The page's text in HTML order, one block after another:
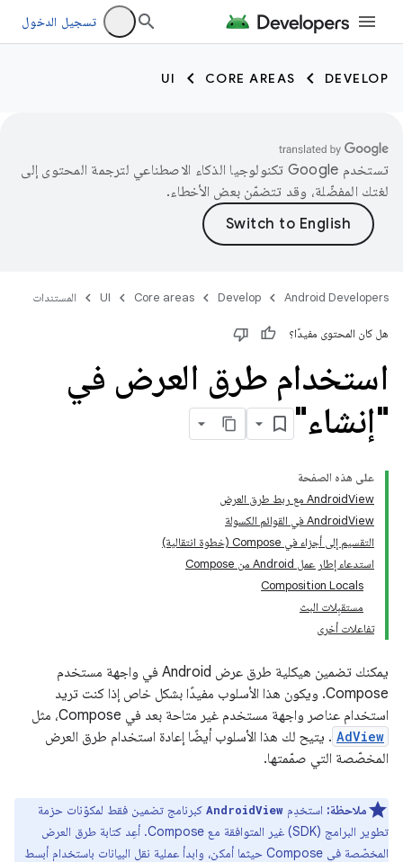
تسجيل الدخول
DEVELOP
CORE AREAS
UI
تستخدم Google تكنولوجيا الذكاء الاصطناعي لترجمة المحتوى إلى
لغتك المفضّلة، وقد تتضمّن بعض الأخطاء.
Android Developers
Develop
Core areas
UI المستندات
هل كان المحتوى مفيدًا؟
استخدام طرق العرض في
"إنشاء"
على هذه الصفحة
‫AndroidView مع ربط طرق العرض
‫AndroidView في القوائم الكسولة
التقسيم إلى أجزاء في Compose (خطوة انتقالية)
استدعاء إطار عمل Android من Compose
Composition Locals
مستقبِلات البث
تفاعلات أخرى
يمكنك تضمين هيكلية طرق عرض Android في واجهة مستخدم
Compose. ويكون هذا الأسلوب مفيدًا بشكل خاص إذا كنت تريد
استخدام عناصر واجهة مستخدم غير متاحة بعد في Compose، مثل
AdView . يتيح لك هذا الأسلوب أيضًا إعادة استخدام طرق العرض
المخصّصة التي صمّمتها.
ملاحظة: استخدِم AndroidView كبرنامج تضمين فقط لمكوّنات حزمة
تطوير البرامج (SDK) غير المتوافقة مع Compose. أعِد كتابة طرق العرض
المخصّصة في Compose حيثما أمكن، وابدأ عملية نقل البيانات باستخدام أبسط